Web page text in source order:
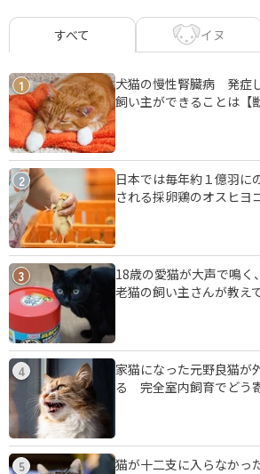
すべて イヌ
1
犬猫の慢性腎臓病 発症
飼い主ができることは【
2
日本では毎年約１億羽
される採卵鶏のオスヒヨ
3
18歳の愛猫が大声で鳴
老猫の飼い主さんが教え
4
家猫になった元野良猫が
る 完全室内飼育でどう
5
猫が十二支に入らなか